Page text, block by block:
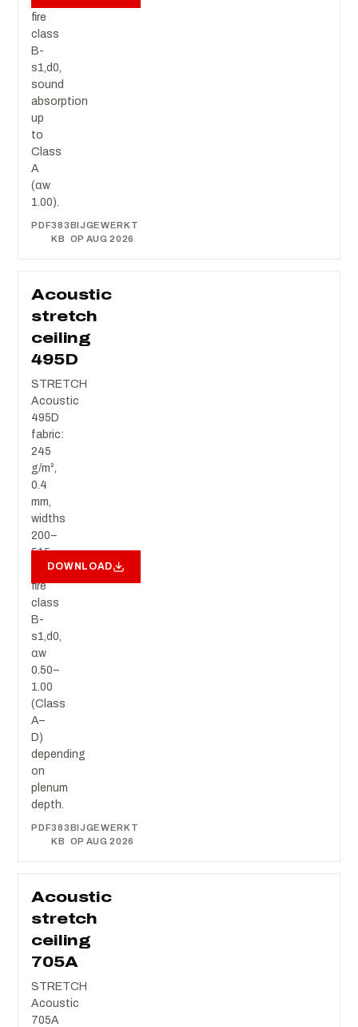
fire
class
B-
s1,d0,
sound
absorption
up
to
Class
A
(αw
1.00).
PDF383
KB
BIJGEWERKT
OP AUG 2026
Acoustic
stretch
ceiling
495D
STRETCH
Acoustic
495D
fabric:
245
g/m²,
0.4
mm,
widths
200–
515
cm,
fire
class
B-
s1,d0,
αw
0.50–
1.00
(Class
A–
D)
depending
on
plenum
depth.
PDF383
KB
BIJGEWERKT
OP AUG 2026
DOWNLOAD
Acoustic
stretch
ceiling
705A
STRETCH
Acoustic
705A